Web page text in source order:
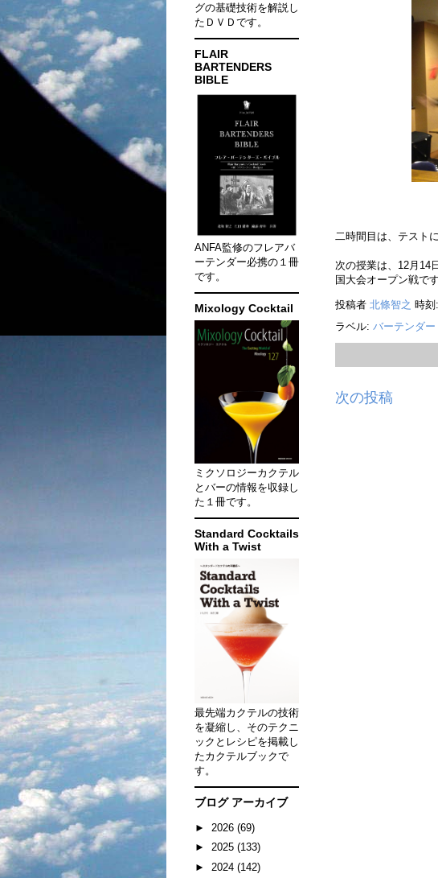
二時間目は、テスト
次の授業は、12月14
国大会オープン戦です
投稿者 北條智之 時刻:
ラベル: バーテンダ
次の投稿
グの基礎技術を解説し
たＤＶＤです。
FLAIR
BARTENDERS
BIBLE
ANFA監修のフレアバ
ーテンダー必携の１冊
です。
Mixology Cocktail
ミクソロジーカクテル
とバーの情報を収録し
た１冊です。
Standard Cocktails
With a Twist
最先端カクテルの技術
を凝縮し、そのテクニ
ックとレシピを掲載し
たカクテルブックで
す。
ブログ アーカイブ
► 2026 (69)
► 2025 (133)
► 2024 (142)